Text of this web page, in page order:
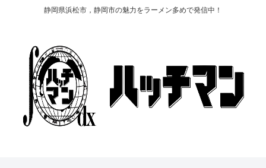
静岡県浜松市，静岡市の魅力をラーメン多めで発信中！